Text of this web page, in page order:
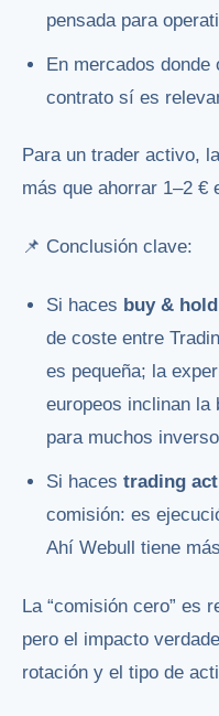
pensada para
En mercados
contrato sí es
Para un trader activo,
más que ahorrar 1–2 €
📌 Conclusión clave:
Si haces buy &
de coste entre
es pequeña; la
europeos inclinan la
para muchos
Si hacestrading
comisión: es
Ahí Webull tiene
La “comisión cero” es
pero el impacto
rotación y el tipo de